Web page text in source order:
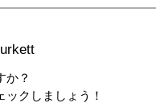
か？
クしましょう！